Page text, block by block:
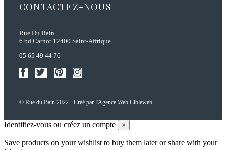
CONTACTEZ-NOUS
Rue Du Bain
6 bd Carnot 12400 Saint-Affrique
05 65 49 44 76
© Rue du Bain 2022 - Créé par l'Agence Web Cibleweb
Identifiez-vous ou créez un compte ×
Save products on your wishlist to buy them later or share with your